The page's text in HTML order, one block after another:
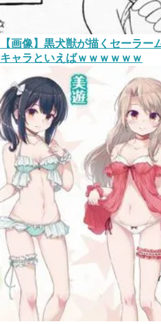
【画像】黒犬獣が描くセーラ
キャラといえばｗｗｗｗｗｗ